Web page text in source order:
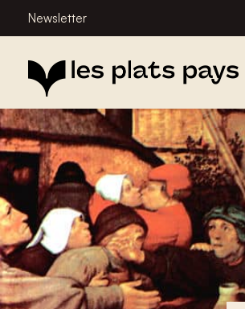
Newsletter